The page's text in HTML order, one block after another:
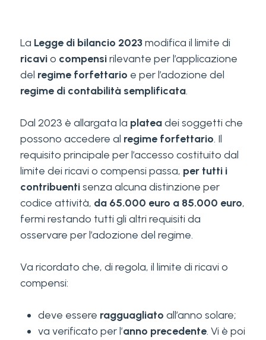
La Legge di bilancio 2023modifica il limite di
ricavio compensirilevante per l’applicazione
del regime forfettario e per l’adozione del
regime di contabilità semplificata.
Dal 2023 è allargata la plateadei soggetti che
possono accedere al regime forfettario. Il
requisito principale per l’accesso costituito dal
limite dei ricavi o compensi passa, per tutti i
contribuentisenza alcuna distinzione per
codice attività, da 65.000 euro a 85.000 euro,
fermi restando tutti gli altri requisiti da
osservare per l’adozione del regime.
Va ricordato che, di regola, il limite di ricavi o
compensi:
deve essere ragguagliato all’anno solare;
va verificato per l’anno precedente. Vi è poi